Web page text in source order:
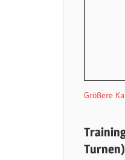
Größere
Turnen)